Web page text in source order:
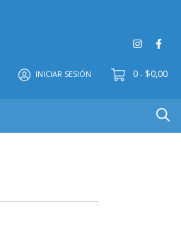
INICIAR SESIÓN 0 - $0,00